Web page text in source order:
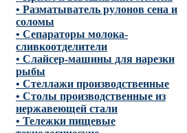
• Разматыватель рулонов сена и
соломы
• Сепараторы молока-
сливкоотделители
• Слайсер-машины для нарезки
рыбы
• Стеллажи производственные
• Столы производственные из
нержавеющей стали
• Тележки пищевые